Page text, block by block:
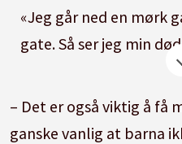
«Jeg går ned en mørk
gate. Så ser jeg min
søskenbarn. Jeg går
forsvinner. Jeg blir
i fare.»
– Det er også viktig å få
ganske vanlig at barna